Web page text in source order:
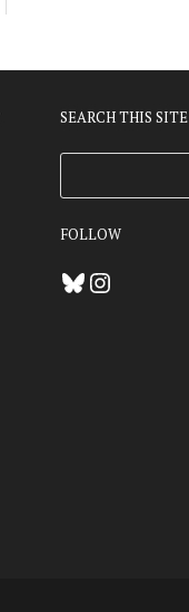
SEARCH THIS SITE
FOLLOW
BlueskyInstagram